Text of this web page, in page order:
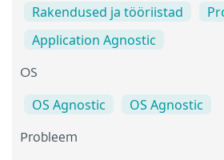
Rakendused ja tööriistad
Application Agnostic
OS
OS Agnostic OS Agnostic
Probleem